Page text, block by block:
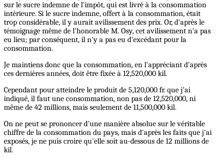
sur le sucre indemne de l'impôt, qui est livré à la consommation
intérieure. Si le sucre indemne, offert à la consommation, était
trop considérable, il y aurait avilissement des prix. Or, d'après le
témoignage même de l'honorable M. Osy, cet avilissement n'a pas
eu lieu; par conséquent, il n'y a pas eu d'excédant pour la
consommation.
Je maintiens donc que la consommation, en l'appréciant d'après
ces dernières années, doit être fixée à 12,520,000 kil.
Cependant pour atteindre le produit de 5,120,000 fr. que j'ai
indiqué, il faut une consommation, non pas de 12,520,000, ni
même de 42 millions, mais seulement de 11,500,000 kil.
On ne peut se prononcer d'une manière absolue sur le véritable
chiffre de la consommation du pays, mais d'après les faits que j'ai
exposés, je ne puis croire qu'elle soit au-dessous de 12 millions de
kil.